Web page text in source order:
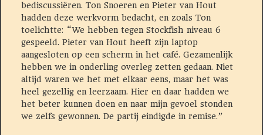
bediscussiëren. Ton Snoeren en Pieter van Hout
hadden deze werkvorm bedacht, en zoals Ton
toelichtte: “We hebben tegen Stockfish niveau 6
gespeeld. Pieter van Hout heeft zijn laptop
aangesloten op een scherm in het café. Gezamenlijk
hebben we in onderling overleg zetten gedaan. Niet
altijd waren we het met elkaar eens, maar het was
heel gezellig en leerzaam. Hier en daar hadden we
het beter kunnen doen en naar mijn gevoel stonden
we zelfs gewonnen. De partij eindigde in remise.”